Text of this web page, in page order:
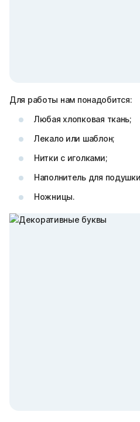
Для работы нам понадобится:
Любая хлопковая ткань;
Лекало или шаблон;
Нитки с иголками;
Наполнитель для
Ножницы.